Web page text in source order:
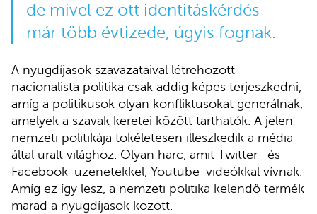
de mivel ez ott identitáskérdés
már több évtizede, úgyis fognak.
A nyugdíjasok szavazataival létrehozott
nacionalista politika csak addig képes terjeszkedni,
amíg a politikusok olyan konfliktusokat generálnak,
amelyek a szavak keretei között tarthatók. A jelen
nemzeti politikája tökéletesen illeszkedik a média
által uralt világhoz. Olyan harc, amit Twitter- és
Facebook-üzenetekkel, Youtube-videókkal vívnak.
Amíg ez így lesz, a nemzeti politika kelendő termék
marad a nyugdíjasok között.